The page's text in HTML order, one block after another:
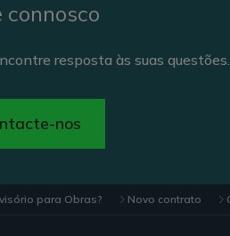
connosco
resposta às suas questões.
nos
para Obras? Novo contrato